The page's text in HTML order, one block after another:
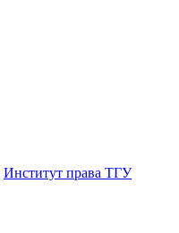
Институт права ТГУ